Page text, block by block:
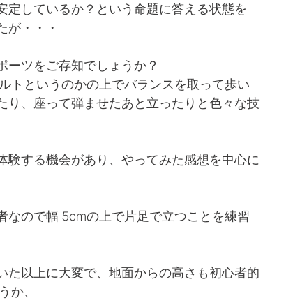
テ
定しているか？という命題に答える状態を
が・・・
ーツをご存知でしょうか？
トというのかの上でバランスを取って歩い
り、座って弾ませたあと立ったりと色々な技
験する機会があり、やってみた感想を中心に
なので幅 5cmの上で片足で立つことを練習
た以上に大変で、地面からの高さも初心者的
か、